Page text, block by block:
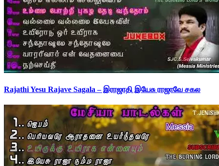
Rajathi Yesu Rajave Sagala – இராஜாதி இயேசு ராஜாவே சகல